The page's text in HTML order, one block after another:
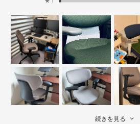
続きを見る